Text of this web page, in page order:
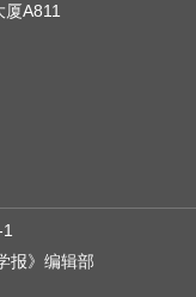
A811
报》编辑部